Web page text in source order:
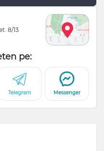
8/13
pe:
Telegram Messenger